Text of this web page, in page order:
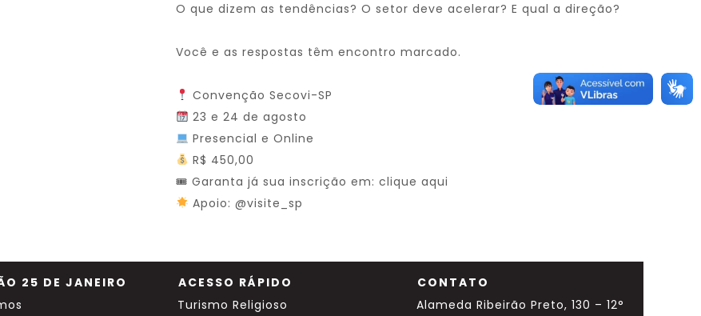
O que dizem as tendências? O setor deve acelerar? E qual a direção?
Você e as respostas têm encontro marcado.
Convenção Secovi-SP
23 e 24 de agosto
Presencial e Online
R$ 450,00
🎟 Garanta já sua inscrição em: clique aqui
Apoio: @visite_sp
25 DE JANEIRO
ACESSO RÁPIDO
Turismo Religioso
CONTATO
Alameda Ribeirão Preto, 130 – 12°